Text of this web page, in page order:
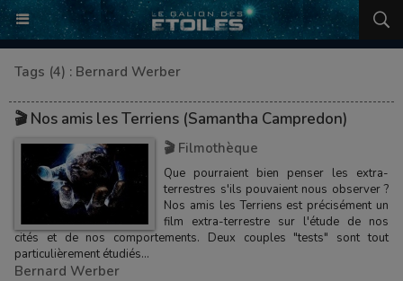
Tags (4) : Bernard Werber
🎬 Nos amis les Terriens (Samantha Campredon)
🎬 Filmothèque
Que pourraient bien penser les extra-
terrestres s'ils pouvaient nous observer ?
Nos amis les Terriens est précisément un
film extra-terrestre sur l'étude de nos
cités et de nos comportements. Deux couples "tests" sont tout
particulièrement étudiés...
Bernard Werber